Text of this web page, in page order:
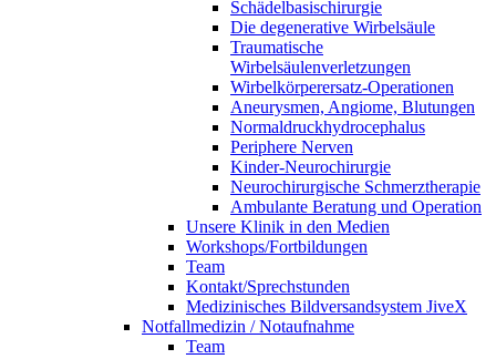
Schädelbasischirurgie
Die degenerative Wirbelsäule
Traumatische
Wirbelsäulenverletzungen
Wirbelkörperersatz-Operationen
Aneurysmen, Angiome, Blutungen
Normaldruckhydrocephalus
Periphere Nerven
Kinder-Neurochirurgie
Neurochirurgische Schmerztherapie
Ambulante Beratung und Operation
Unsere Klinik in den Medien
Workshops/Fortbildungen
Team
Kontakt/Sprechstunden
Medizinisches Bildversandsystem JiveX
Notfallmedizin / Notaufnahme
Team